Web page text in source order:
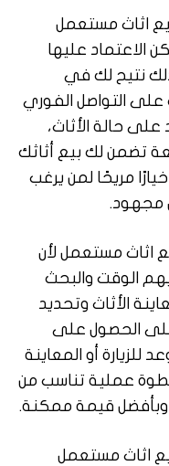
اثاث مستعمل
الاعتماد عليها
نتيح لك في
التواصل الفوري
حالة الأثاث،
تضمن لك بيع أثاثك
مريحًا لمن يرغب
مجهود.
اثاث مستعمل لأن
الوقت والبحث
الأثاث وتحديد
الحصول على
للزيارة أو المعاينة
عملية تناسب من
وبأفضل قيمة ممكنة.
اثاث مستعمل